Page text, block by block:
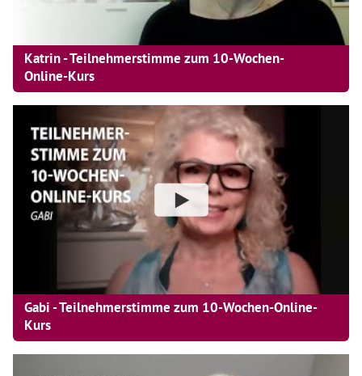
Katrin - Teilnehmerstimme zum 10-Wochen-
Online-Kurs
Gabi - Teilnehmerstimme zum 10-Wochen-Online-
Kurs